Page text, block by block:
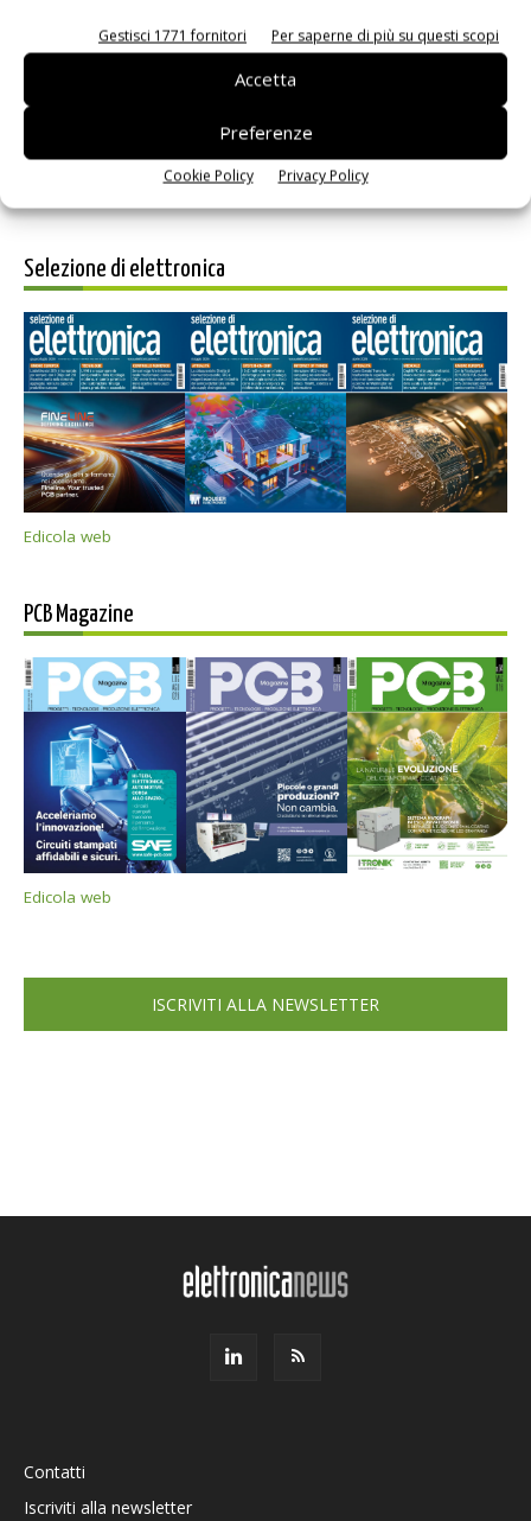
Gestisci 1771 fornitori Per saperne di più su questi scopi
Accetta
Preferenze
Cookie Policy Privacy Policy
Salva il mio nome, email e sito web in questo browser per i
prossimi commenti.
Selezione di elettronica
Edicola web
PCB Magazine
Edicola web
ISCRIVITI ALLA NEWSLETTER
Contatti
Iscriviti alla newsletter